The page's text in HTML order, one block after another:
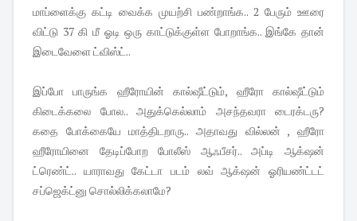
மாப்ளைக்கு கட்டி வைக்க முயற்சி பண்றாங்க.. 2 பேரும் ஊரை
விட்டு 37 கி மீ ஓடி ஒரு காட்டுக்குள்ள போறாங்க.. இங்கே தான்
இடைவேளை ட்விஸ்ட்..
இப்போ பாருங்க ஹீரோயின் கால்ஷீட்டும், ஹீரோ கால்ஷீட்டும்
கிடைக்கலை போல.. அதுக்கெல்லாம் அசந்தவரா டைரக்டரு?
கதை போக்கையே மாத்திடறாரு.. அதாவது வில்லன் , ஹீரோ
ஹீரோயினை தேடிப்போற போலீஸ் ஆஃபீசர்.. அப்டி ஆக்‌ஷன்
ட்ரெண்ட்.. யாராவது கேட்டா படம் லவ் ஆக்‌ஷன் ஓரியண்ட்டட்
சப்ஜெக்ட்னு சொல்லிக்கலாமே?